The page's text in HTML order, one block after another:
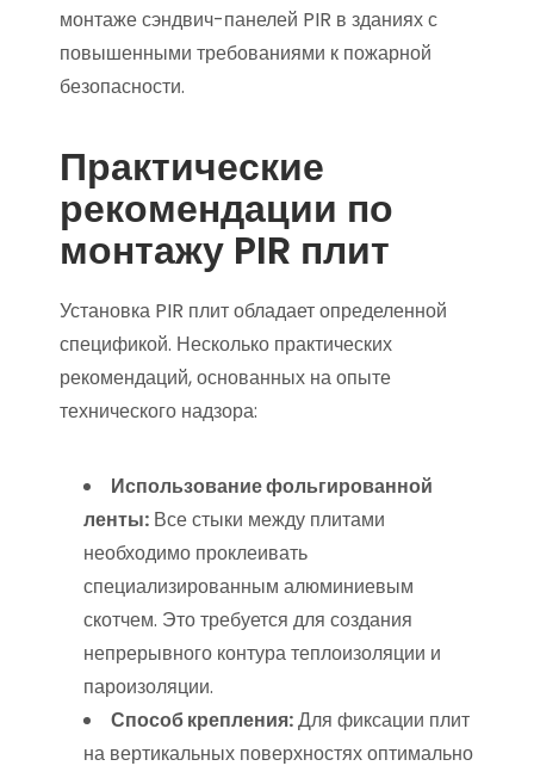
монтаже сэндвич-панелей PIR в зданиях с
повышенными требованиями к пожарной
безопасности.
Практические
рекомендации по
монтажу PIR плит
Установка PIR плит обладает определенной
спецификой. Несколько практических
рекомендаций, основанных на опыте
технического надзора:
Использование фольгированной
ленты: Все стыки между плитами
необходимо проклеивать
специализированным алюминиевым
скотчем. Это требуется для создания
непрерывного контура теплоизоляции и
пароизоляции.
Способ крепления:Для фиксации плит
на вертикальных поверхностях оптимально